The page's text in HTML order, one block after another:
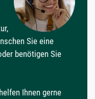
Sie eine
benötigen Sie
Ihnen gerne